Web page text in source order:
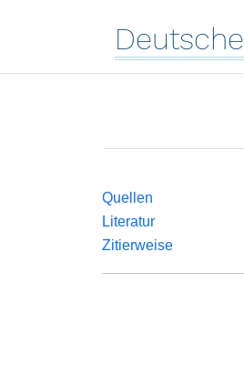
Deutsche
Quellen
Literatur
Zitierweise